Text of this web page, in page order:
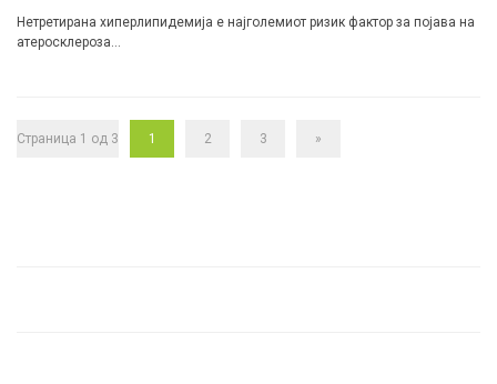
Нетретирана хиперлипидемија е најголемиот ризик фактор за појава на
атеросклероза…
Страница 1 од 3 1 2 3 »